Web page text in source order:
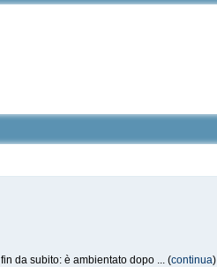
da subito: è ambientato dopo ... (continua)